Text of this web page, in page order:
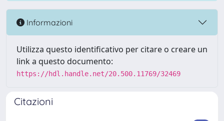
Informazioni
Utilizza questo identificativo per citare o creare un
link a questo documento:
https://hdl.handle.net/20.500.11769/32469
Citazioni